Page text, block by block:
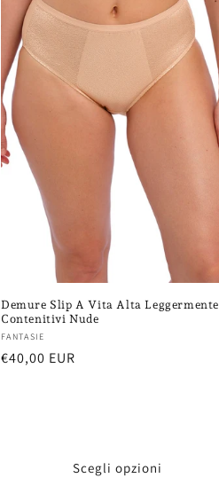
Demure Slip A Vita Alta Leggermente
Contenitivi Nude
Fornitore:
FANTASIE
Prezzo
€40,00 EUR
Scegli opzioni